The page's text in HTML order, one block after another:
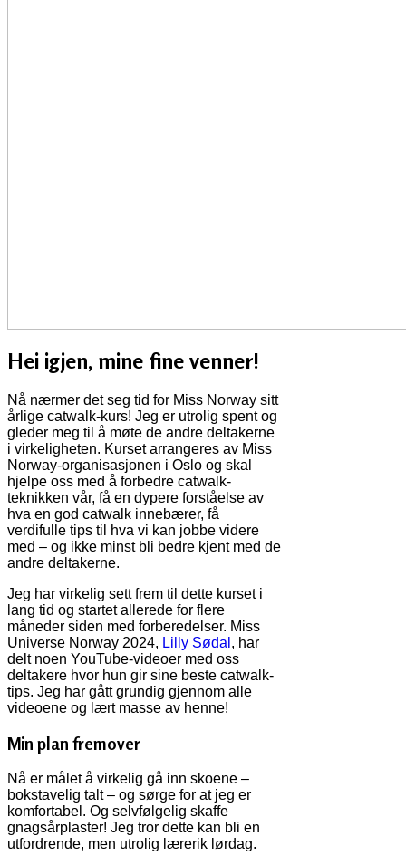
Hei igjen, mine fine venner!
Nå nærmer det seg tid for Miss Norway sitt
årlige catwalk-kurs! Jeg er utrolig spent og
gleder meg til å møte de andre deltakerne
i virkeligheten. Kurset arrangeres av Miss
Norway-organisasjonen i Oslo og skal
hjelpe oss med å forbedre catwalk-
teknikken vår, få en dypere forståelse av
hva en god catwalk innebærer, få
verdifulle tips til hva vi kan jobbe videre
med – og ikke minst bli bedre kjent med de
andre deltakerne.
Jeg har virkelig sett frem til dette kurset i
lang tid og startet allerede for flere
måneder siden med forberedelser. Miss
Universe Norway 2024, Lilly Sødal , har
delt noen YouTube-videoer med oss
deltakere hvor hun gir sine beste catwalk-
tips. Jeg har gått grundig gjennom alle
videoene og lært masse av henne!
Min plan fremover
Nå er målet å virkelig gå inn skoene –
bokstavelig talt – og sørge for at jeg er
komfortabel. Og selvfølgelig skaffe
gnagsårplaster! Jeg tror dette kan bli en
utfordrende, men utrolig lærerik lørdag.